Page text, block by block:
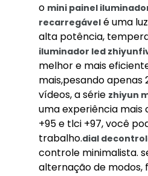
o mini painel
recarregável é uma
alta potência,
iluminador led
melhor e mais
mais,pesando apenas
vídeos, a série zhiyun
uma experiência
+95 e tlci +97, você
trabalho.dial
controle minimalista.
alternação de modos,